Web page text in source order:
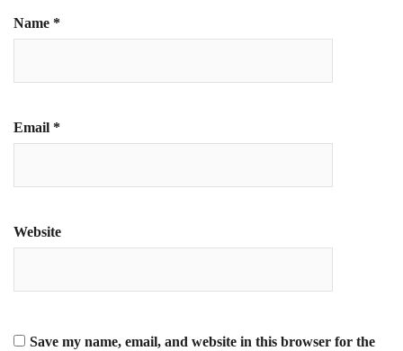
Name *
Email *
Website
Save my name, email, and website in this browser for the